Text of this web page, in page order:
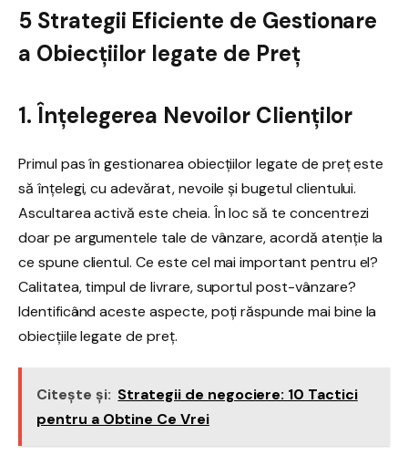
5 Strategii Eficiente de Gestionare
a Obiecțiilor legate de Preț
1. Înțelegerea Nevoilor Clienților
Primul pas în gestionarea obiecțiilor legate de preț este
să înțelegi, cu adevărat, nevoile și bugetul clientului.
Ascultarea activă este cheia. În loc să te concentrezi
doar pe argumentele tale de vânzare, acordă atenție la
ce spune clientul. Ce este cel mai important pentru el?
Calitatea, timpul de livrare, suportul post-vânzare?
Identificând aceste aspecte, poți răspunde mai bine la
obiecțiile legate de preț.
Citește și: Strategii de negociere: 10 Tactici
pentru a Obtine Ce Vrei